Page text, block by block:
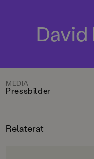
MEDIA
Pressbilder
Relaterat